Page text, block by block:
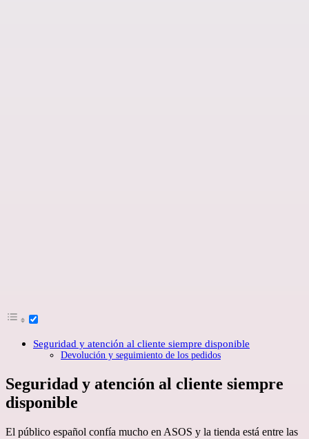
Seguridad y atención al cliente siempre disponible
Devolución y seguimiento de los pedidos
Seguridad y atención al cliente siempre
disponible
El público español confía mucho en ASOS y la tienda está entre las